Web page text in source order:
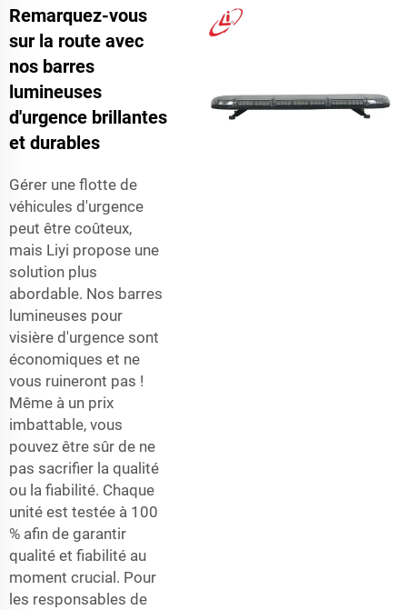
Remarquez-vous
sur la route avec
nos barres
lumineuses
d'urgence brillantes
et durables
Gérer une flotte de
véhicules d'urgence
peut être coûteux,
mais Liyi propose une
solution plus
abordable. Nos barres
lumineuses pour
visière d'urgence sont
économiques et ne
vous ruineront pas !
Même à un prix
imbattable, vous
pouvez être sûr de ne
pas sacrifier la qualité
ou la fiabilité. Chaque
unité est testée à 100
% afin de garantir
qualité et fiabilité au
moment crucial. Pour
les responsables de